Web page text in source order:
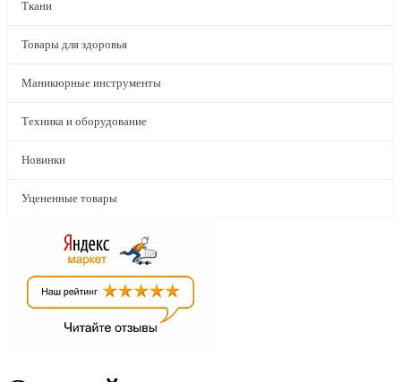
Ткани
Товары для здоровья
Маникюрные инструменты
Техника и оборудование
Новинки
Уцененные товары